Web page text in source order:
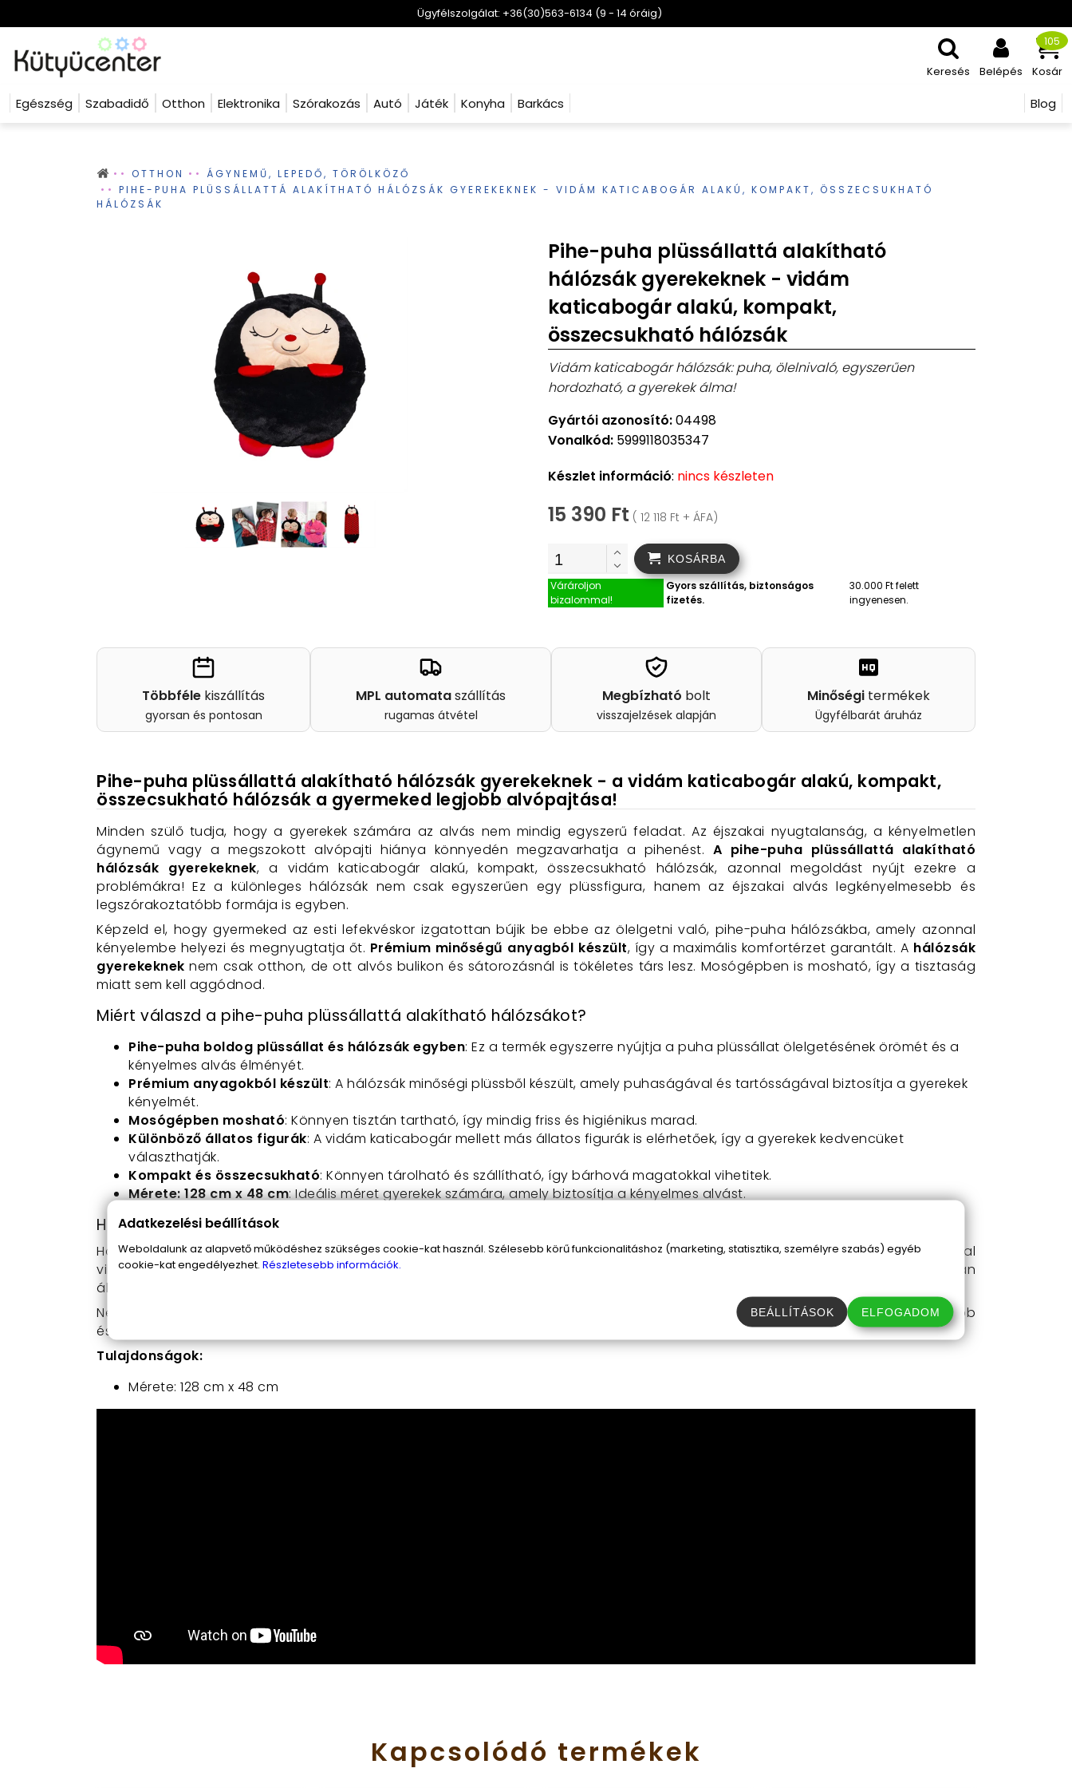
Ügyfélszolgálat: +36(30)563-6134 (9 - 14 óráig)
Keresés Belépés Kosár
105
Blog
Egészség Szabadidő Otthon Elektronika Szórakozás Autó Játék Konyha Barkács
OTTHON
ÁGYNEMŰ, LEPEDŐ, TÖRÖLKÖZŐ
PIHE-PUHA PLÜSSÁLLATTÁ ALAKÍTHATÓ HÁLÓZSÁK GYEREKEKNEK - VIDÁM KATICABOGÁR ALAKÚ, KOMPAKT, ÖSSZECSUKHATÓ
HÁLÓZSÁK
Pihe-puha plüssállattá alakítható
hálózsák gyerekeknek - vidám
katicabogár alakú, kompakt,
összecsukható hálózsák
Vidám katicabogár hálózsák: puha, ölelnivaló, egyszerűen
hordozható, a gyerekek álma!
Gyártói azonosító:04498
Vonalkód: 5999118035347
Készlet információ: nincs készleten
15 390 Ft ( 12 118 Ft + ÁFA)
KOSÁRBA
Várároljon
bizalommal!
Gyors szállítás, biztonságos
fizetés.
30.000 Ft felett
ingyenesen.
Többféle kiszállítás
gyorsan és pontosan
MPL automataszállítás
rugamas átvétel
Megbízható bolt
visszajelzések alapján
Minőségi termékek
Ügyfélbarát áruház
Pihe-puha plüssállattá alakítható hálózsák gyerekeknek - a vidám katicabogár alakú, kompakt,
összecsukható hálózsák a gyermeked legjobb alvópajtása!
Minden szülő tudja, hogy a gyerekek számára az alvás nem mindig egyszerű feladat. Az éjszakai nyugtalanság, a kényelmetlen
ágynemű vagy a megszokott alvópajti hiánya könnyedén megzavarhatja a pihenést. A pihe-puha plüssállattá alakítható
hálózsák gyerekeknek, a vidám katicabogár alakú, kompakt, összecsukható hálózsák, azonnal megoldást nyújt ezekre a
problémákra! Ez a különleges hálózsák nem csak egyszerűen egy plüssfigura, hanem az éjszakai alvás legkényelmesebb és
legszórakoztatóbb formája is egyben.
Képzeld el, hogy gyermeked az esti lefekvéskor izgatottan bújik be ebbe az ölelgetni való, pihe-puha hálózsákba, amely azonnal
kényelembe helyezi és megnyugtatja őt. Prémium minőségű anyagból készült, így a maximális komfortérzet garantált. A hálózsák
gyerekeknek nem csak otthon, de ott alvós bulikon és sátorozásnál is tökéletes társ lesz. Mosógépben is mosható, így a tisztaság
miatt sem kell aggódnod.
Miért válaszd a pihe-puha plüssállattá alakítható hálózsákot?
Pihe-puha boldog plüssállat és hálózsák egyben: Ez a termék egyszerre nyújtja a puha plüssállat ölelgetésének örömét és a
kényelmes alvás élményét.
Prémium anyagokból készült: A hálózsák minőségi plüssből készült, amely puhaságával és tartósságával biztosítja a gyerekek
kényelmét.
Mosógépben mosható: Könnyen tisztán tartható, így mindig friss és higiénikus marad.
Különböző állatos figurák: A vidám katicabogár mellett más állatos figurák is elérhetőek, így a gyerekek kedvencüket
választhatják.
Kompakt és összecsukható: Könnyen tárolható és szállítható, így bárhová magatokkal vihetitek.
Mérete: 128 cm x 48 cm: Ideális méret gyerekek számára, amely biztosítja a kényelmes alvást.
Hogyan használd a plüssállattá alakítható hálózsákot?
Használata rendkívül egyszerű és praktikus. Napközben a gyerekek kedvenc plüssfigurájaként funkcionál, amelyet bárhová magukkal
vihetnek és ölelgethetnek. Éjszaka pedig egy mozdulattal átalakítható kényelmes hálózsákká, amelyben gyermeked nyugodtan
álomra hajthatja fejét. Csak hajtsd ki a plüssállatot, és máris készen áll az alvásra!
Ne várj tovább! Szerezd be a
, és ajándékozd meg gyermekedet a legkényelmesebb
és legszórakoztatóbb alvás élményével!
Tulajdonságok:
Mérete: 128 cm x 48 cm
Kapcsolódó termékek
Adatkezelési beállítások
Weboldalunk az alapvető működéshez szükséges cookie-kat használ. Szélesebb körű funkcionalitáshoz (marketing, statisztika, személyre szabás) egyéb
cookie-kat engedélyezhet. Részletesebb információk.
BEÁLLÍTÁSOK ELFOGADOM